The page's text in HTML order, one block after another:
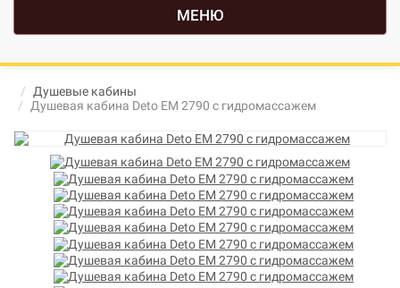
МЕНЮ
Душевые кабины
Душевая кабина Deto ЕМ 2790 с гидромассажем